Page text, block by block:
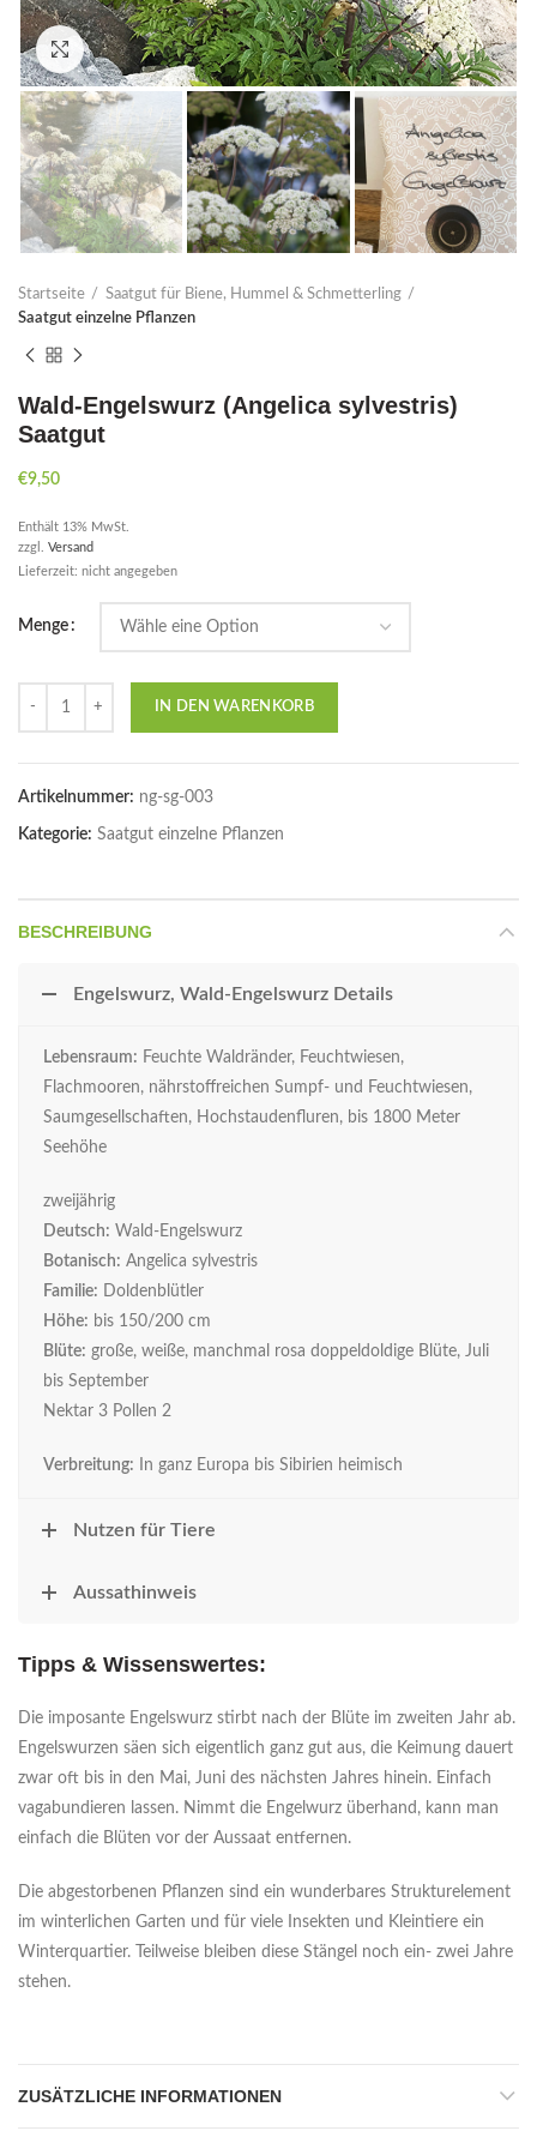
Click to enlarge
Startseite
Saatgut für Biene, Hummel & Schmetterling
Saatgut einzelne Pflanzen
Wald-Engelswurz (Angelica sylvestris)
Saatgut
€9,50
Enthält 13% MwSt.
zzgl. Versand
Lieferzeit: nicht angegeben
Menge
IN DEN WARENKORB
Artikelnummer: ng-sg-003
Kategorie: Saatgut einzelne Pflanzen
BESCHREIBUNG
Engelswurz, Wald-Engelswurz Details
Lebensraum: Feuchte Waldränder, Feuchtwiesen,
Flachmooren, nährstoffreichen Sumpf- und Feuchtwiesen,
Saumgesellschaften, Hochstaudenfluren, bis 1800 Meter
Seehöhe
zweijährig
Deutsch: Wald-Engelswurz
Botanisch: Angelica sylvestris
Familie: Doldenblütler
Höhe: bis 150/200 cm
Blüte: große, weiße, manchmal rosa doppeldoldige Blüte, Juli
bis September
Nektar 3 Pollen 2
Verbreitung: In ganz Europa bis Sibirien heimisch
Nutzen für Tiere
Aussathinweis
Tipps & Wissenswertes:
Die imposante Engelswurz stirbt nach der Blüte im zweiten Jahr ab.
Engelswurzen säen sich eigentlich ganz gut aus, die Keimung dauert
zwar oft bis in den Mai, Juni des nächsten Jahres hinein. Einfach
vagabundieren lassen. Nimmt die Engelwurz überhand, kann man
einfach die Blüten vor der Aussaat entfernen.
Die abgestorbenen Pflanzen sind ein wunderbares Strukturelement
im winterlichen Garten und für viele Insekten und Kleintiere ein
Winterquartier. Teilweise bleiben diese Stängel noch ein- zwei Jahre
stehen.
ZUSÄTZLICHE INFORMATIONEN